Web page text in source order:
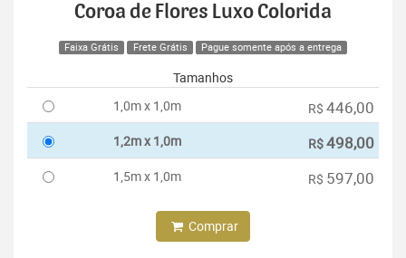
Coroa de Flores Luxo Colorida
Faixa Grátis Frete Grátis Pague somente após a entrega
Tamanhos
1,0m x 1,0m
R$ 446,00
1,2m x 1,0m R$498,00
1,5m x 1,0m R$ 597,00
Comprar